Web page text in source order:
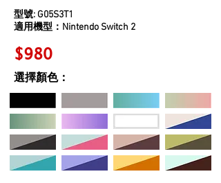
型號: G05S3T1
適用機型：Nintendo Switch 2
$980
​選擇顏色：